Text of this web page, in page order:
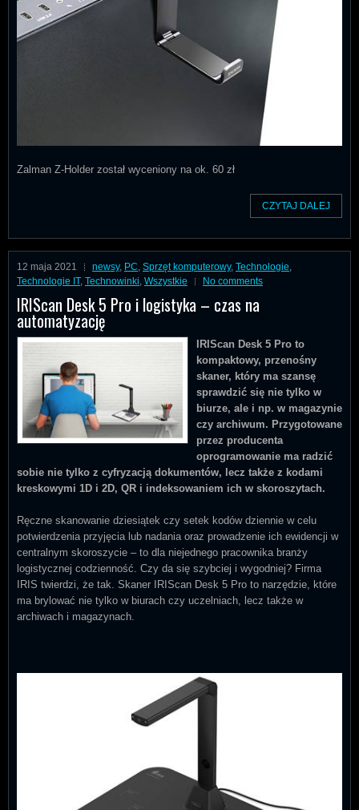
Zalman Z-Holder został wyceniony na ok. 60 zł
CZYTAJ DALEJ
12 maja 2021 newsy, PC, Sprzęt komputerowy, Technologie,
Technologie IT, Technowinki, Wszystkie No comments
IRIScan Desk 5 Pro i logistyka – czas na
automatyzację
IRIScan Desk 5 Pro to
kompaktowy, przenośny
skaner, który ma szansę
sprawdzić się nie tylko w
biurze, ale i np. w magazynie
czy archiwum. Przygotowane
przez producenta
oprogramowanie ma radzić
sobie nie tylko z cyfryzacją dokumentów, lecz także z kodami
kreskowymi 1D i 2D, QR i indeksowaniem ich w skoroszytach.
Ręczne skanowanie dziesiątek czy setek kodów dziennie w celu
potwierdzenia przyjęcia lub nadania oraz prowadzenie ich ewidencji w
centralnym skoroszycie – to dla niejednego pracownika branży
logistycznej codzienność. Czy da się szybciej i wygodniej? Firma
IRIS twierdzi, że tak. Skaner IRIScan Desk 5 Pro to narzędzie, które
ma brylować nie tylko w biurach czy uczelniach, lecz także w
archiwach i magazynach.